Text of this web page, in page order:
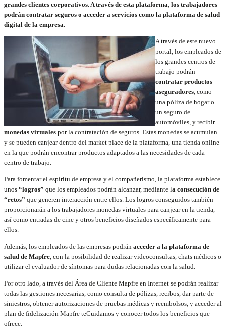
grandes clientes corporativos. A través de esta plataforma, los trabajadores
podrán contratar seguros o acceder a servicios como la plataforma de salud
digital de la empresa.
A través de este nuevo
portal, los empleados de
los grandes centros de
trabajo podrán
contratar productos
aseguradores, como
una póliza de hogar o
un seguro de
automóviles, y recibir
monedas virtuales por la contratación de seguros. Estas monedas se acumulan
y se pueden canjear dentro del market place de la plataforma, una tienda online
en la que podrán encontrar productos adaptados a las necesidades de cada
centro de trabajo.
Para fomentar el espíritu de empresa y el compañerismo, la plataforma establece
unos “logros” que los empleados podrán alcanzar, mediante la consecución de
“retos” que generen interacción entre ellos. Los logros conseguidos también
proporcionarán a los trabajadores monedas virtuales para canjear en la tienda,
así como entradas de cine y otros beneficios diseñados específicamente para
ellos.
Además, los empleados de las empresas podrán acceder a la plataforma de
salud de Mapfre, con la posibilidad de realizar videoconsultas, chats médicos o
utilizar el evaluador de síntomas para dudas relacionadas con la salud.
Por otro lado, a través del Área de Cliente Mapfre en Internet se podrán realizar
todas las gestiones necesarias, como consulta de pólizas, recibos, dar parte de
siniestros, obtener autorizaciones de pruebas médicas y reembolsos, y acceder al
plan de fidelización Mapfre teCuidamos y conocer todos los beneficios que
ofrece.